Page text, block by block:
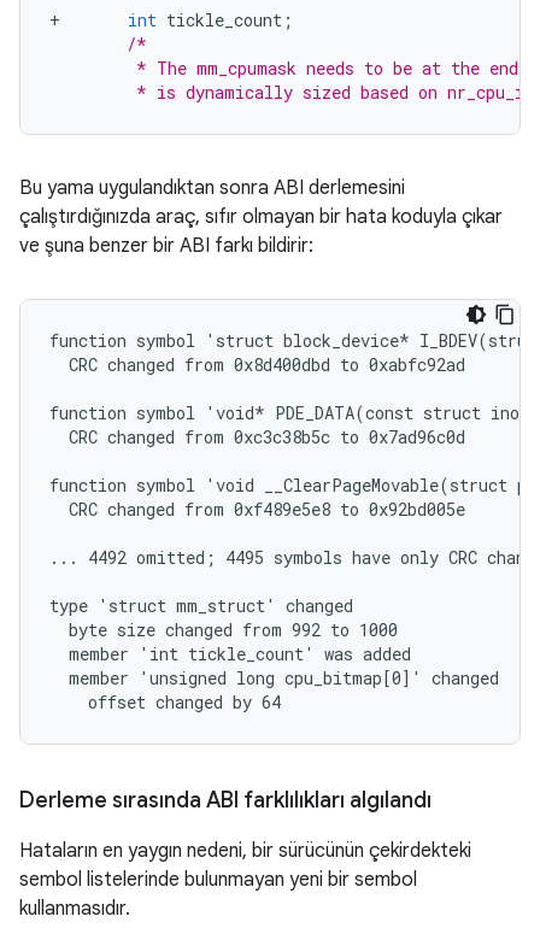
+ int tickle_count ;
/*
* The mm_cpumask needs to be at the end
* is dynamically sized based on
Bu yama uygulandıktan sonra ABI derlemesini
çalıştırdığınızda araç, sıfır olmayan bir hata koduyla çıkar
ve şuna benzer bir ABI farkı bildirir:
function symbol 'struct block_device*
  CRC changed from 0x8d400dbd to 0xabfc92ad
function symbol 'void* PDE_DATA(const struct
  CRC changed from 0xc3c38b5c to 0x7ad96c0d
function symbol 'void __ClearPageMovable(struct
  CRC changed from 0xf489e5e8 to 0x92bd005e
... 4492 omitted; 4495 symbols have only CRC
type 'struct mm_struct' changed
  byte size changed from 992 to 1000
  member 'int tickle_count' was added
  member 'unsigned long cpu_bitmap[0]' changed
Derleme sırasında ABI farklılıkları algılandı
Hataların en yaygın nedeni, bir sürücünün çekirdekteki
sembol listelerinde bulunmayan yeni bir sembol
kullanmasıdır.